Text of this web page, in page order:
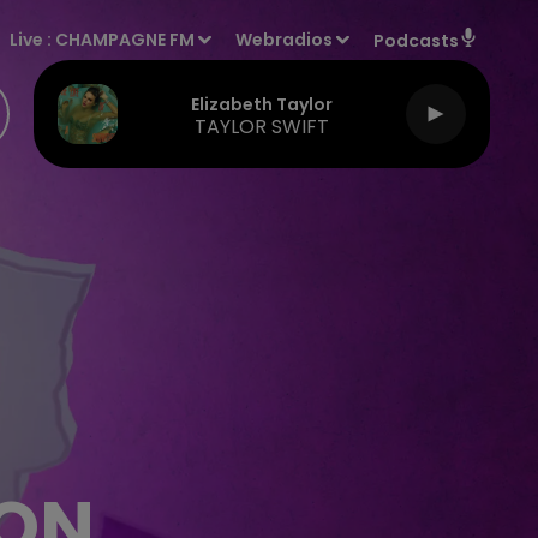
Live : CHAMPAGNE FM Webradios Podcasts
Elizabeth Taylor
TAYLOR SWIFT